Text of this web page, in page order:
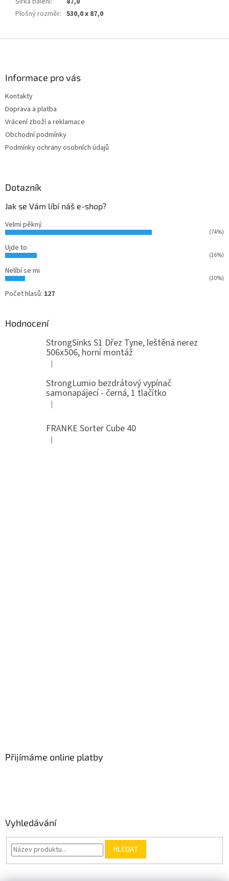
Plošný rozměr: 530,0 x 87,0
Informace pro vás
Kontakty
Doprava a platba
Vrácení zboží a reklamace
Obchodní podmínky
Podmínky ochrany osobních údajů
Dotazník
Jak se Vám líbí náš e-shop?
Velmi pěkný
(74%)
Ujde to
(16%)
Nelíbí se mi
(10%)
Počet hlasů: 127
Hodnocení
StrongSinks S1 Dřez Tyne, leštěná nerez
506x506, horní montáž
Hodnocení produktu je 5 z 5 hvězdiček.
|
StrongLumio bezdrátový vypínač
samonapájecí - černá, 1 tlačítko
Hodnocení produktu je 4 z 5 hvězdiček.
|
FRANKE Sorter Cube 40
Hodnocení produktu je 3 z 5 hvězdiček.
|
Přijímáme online platby
Vyhledávání
HLEDAT